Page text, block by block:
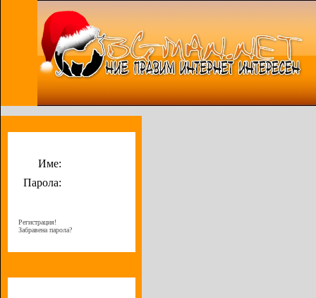
Име:
Парола:
Регистрация!
Забравена парола?